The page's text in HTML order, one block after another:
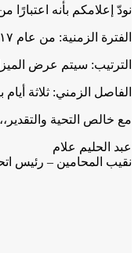
نودّ إعلامكم بأنه اعتبارًا من يوم الثلاثاء الموافق ٤ نوفمبر، سيتم عرض
الفترة الزمنية: من عام ٢٠١٧ وحتى عام ٢٠٢٤
الترتيب: سيتم عرض
الفاصل الزمني: ثلاثة
مع خالص التحية والتقدير،،
عبد الحليم علام
نقيب المحامين – رئيس